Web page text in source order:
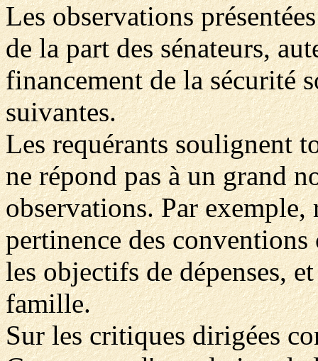
Les observations
de la part des sénateurs,
financement de la sécurité
suivantes.
Les requérants soulignent
ne répond pas à un grand
observations. Par
pertinence des
les objectifs de dépenses,
famille.
Sur les critiques dirigées